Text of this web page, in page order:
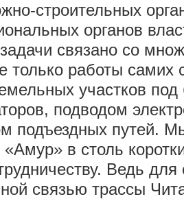
строительных
органов
связано со
только работы самих
участков под
подводом
подъездных путей.
в столь
Ведь
связью трассы